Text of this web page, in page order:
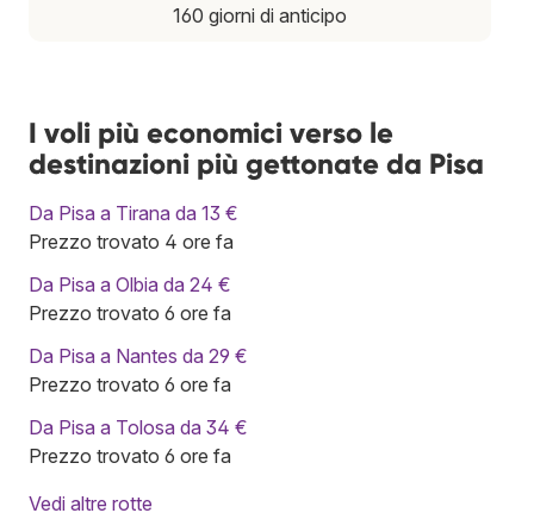
160 giorni di anticipo
I voli più economici verso le
destinazioni più gettonate da Pisa
Da Pisa a Tirana da 13 €
Prezzo trovato 4 ore fa
Da Pisa a Olbia da 24 €
Prezzo trovato 6 ore fa
Da Pisa a Nantes da 29 €
Prezzo trovato 6 ore fa
Da Pisa a Tolosa da 34 €
Prezzo trovato 6 ore fa
Vedi altre rotte